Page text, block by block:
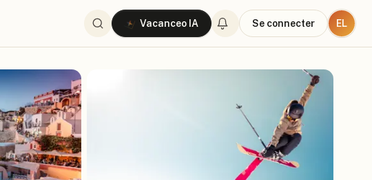
Vacanceo IA Se connecter EL